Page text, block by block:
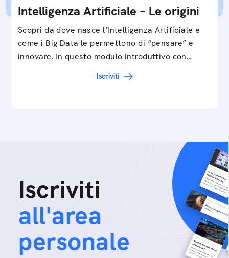
Intelligenza Artificiale – Le origini
Scopri da dove nasce l’Intelligenza Artificiale e
come i Big Data le permettono di “pensare” e
innovare. In questo modulo introduttivo con
Iscriviti
Iscriviti
all'area
personale